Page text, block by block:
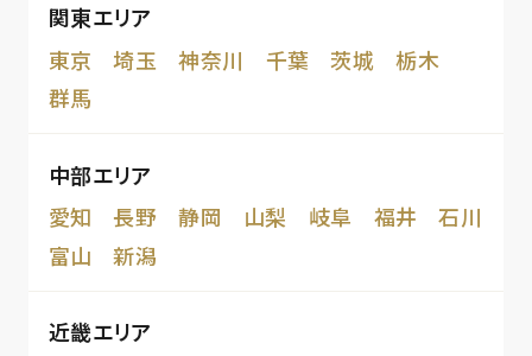
関東エリア
東京
埼玉 神奈川 千葉 茨城
栃木
群馬
中部エリア
愛知
長野 静岡 山梨 岐阜 福井
石川
富山
新潟
近畿エリア